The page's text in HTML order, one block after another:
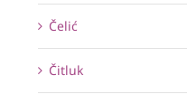
Čelić
Čitluk